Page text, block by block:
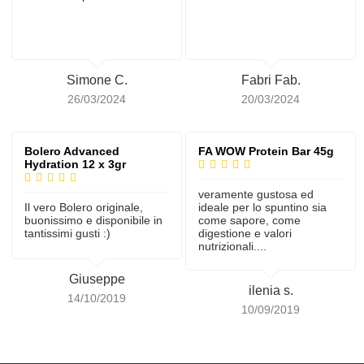
Simone C.
26/03/2024
Fabri Fab.
20/03/2024
Bolero Advanced
Hydration 12 x 3gr
Il vero Bolero originale,
buonissimo e disponibile in
tantissimi gusti :)
Giuseppe
14/10/2019
FA WOW Protein Bar 45g
veramente gustosa ed
ideale per lo spuntino sia
come sapore, come
digestione e valori
nutrizionali....
ilenia s.
10/09/2019